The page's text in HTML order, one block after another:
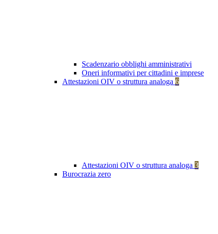
Scadenzario obblighi amministrativi
Oneri informativi per cittadini e imprese
Attestazioni OIV o struttura analoga 6
Attestazioni OIV o struttura analoga 3
Burocrazia zero